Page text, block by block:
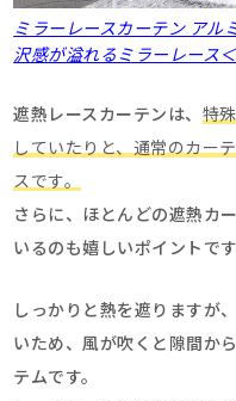
ミラーレースカーテン アル
沢感が溢れるミラーレース
遮熱レースカーテンは、 特
していたりと、通常のカー
スです。
さらに、ほとんどの遮熱カ
いるのも嬉しいポイントです
しっかりと熱を遮りますが
いため、風が吹くと隙間か
テムです。